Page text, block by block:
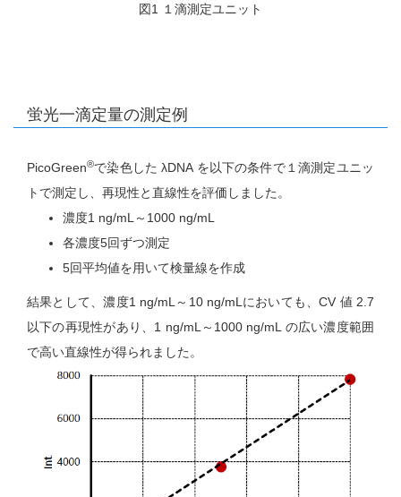
図1 １滴測定ユニット
蛍光一滴定量の測定例
PicoGreen®で染色した λDNA を以下の条件で１滴測定ユニッ
トで測定し、再現性と直線性を評価しました。
濃度1 ng/mL～1000 ng/mL
各濃度5回ずつ測定
5回平均値を用いて検量線を作成
結果として、濃度1 ng/mL～10 ng/mLにおいても、CV 値 2.7
以下の再現性があり、1 ng/mL～1000 ng/mL の広い濃度範囲
で高い直線性が得られました。